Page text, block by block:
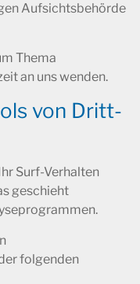
Aufsichtsbehörde
Thema
an uns wenden.
von Dritt­
Surf-Verhalten
geschieht
folgenden